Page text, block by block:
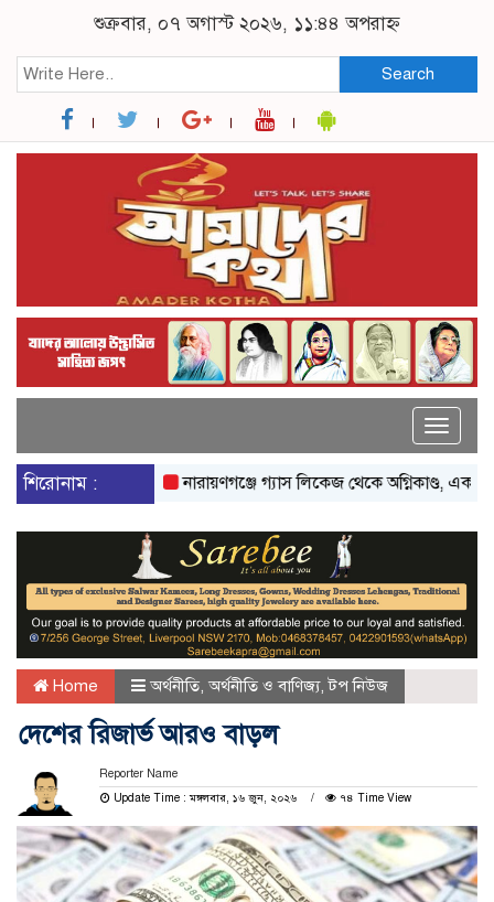
শুক্রবার, ০৭ অগাস্ট ২০২৬, ১১:৪৪ অপরাহ্ন
Search
Toggle
শিরোনাম :
নারায়ণগঞ্জে গ্যাস লিকেজ থেকে অগ্নিকাণ্ড, একই
Home অর্থনীতি, অর্থনীতি ও বাণিজ্য,টপ নিউজ
দেশের রিজার্ভ আরও বাড়ল
Reporter Name
Update Time : মঙ্গলবার, ১৬ জুন, ২০২৬
৭৪ Time View